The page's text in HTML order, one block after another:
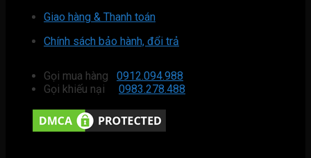
Giao hàng & Thanh toán
Chính sách bảo hành, đổi trả
Gọi mua hàng 0912.094.988
Gọi khiếu nại 0983.278.488